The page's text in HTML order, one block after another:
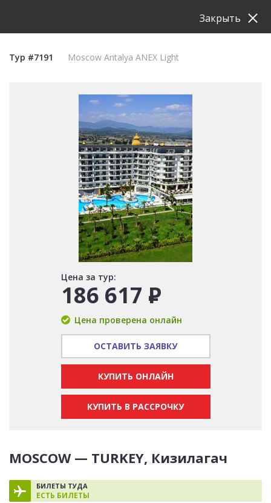
Тур #7191 Moscow Antalya ANEX Light
MOSCOW — TURKEY, Кизилагач
БИЛЕТЫ ТУДА
ЕСТЬ БИЛЕТЫ
Цена за тур:
186 617 Р
Цена проверена онлайн
ОСТАВИТЬ ЗАЯВКУ
КУПИТЬ ОНЛАЙН
КУПИТЬ В РАССРОЧКУ
Закрыть